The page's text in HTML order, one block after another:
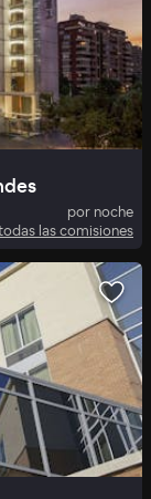
por noche
las comisiones